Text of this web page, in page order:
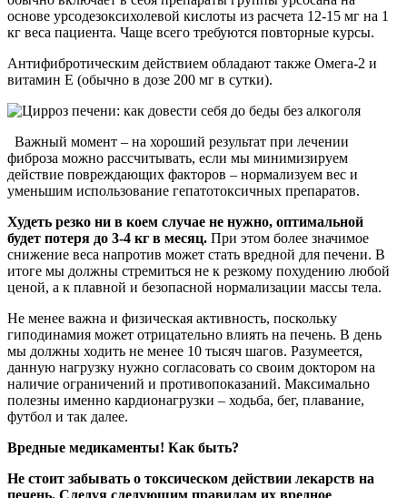
основе урсодезоксихолевой кислоты из расчета 12-15 мг на 1
кг веса пациента. Чаще всего требуются повторные курсы.
Антифибротическим действием обладают также Омега-2 и
витамин Е (обычно в дозе 200 мг в сутки).
Важный момент – на хороший результат при лечении
фиброза можно рассчитывать, если мы минимизируем
действие повреждающих факторов – нормализуем вес и
уменьшим использование гепатотоксичных препаратов.
Худеть резко ни в коем случае не нужно, оптимальной
будет потеря до 3-4 кг в месяц. При этом более значимое
снижение веса напротив может стать вредной для печени. В
итоге мы должны стремиться не к резкому похудению любой
ценой, а к плавной и безопасной нормализации массы тела.
Не менее важна и физическая активность, поскольку
гиподинамия может отрицательно влиять на печень. В день
мы должны ходить не менее 10 тысяч шагов. Разумеется,
данную нагрузку нужно согласовать со своим доктором на
наличие ограничений и противопоказаний. Максимально
полезны именно кардионагрузки – ходьба, бег, плавание,
футбол и так далее.
Вредные медикаменты! Как быть?
Не стоит забывать о токсическом действии лекарств на
печень. Следуя следующим правилам их вредное